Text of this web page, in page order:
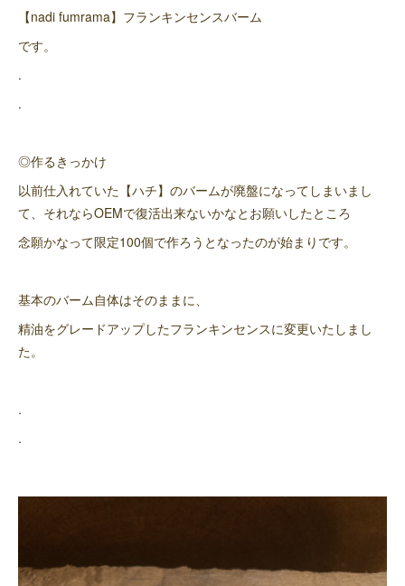
【nadi fumrama】フランキンセンスバーム
です。
.
.
◎作るきっかけ
以前仕入れていた【ハチ】のバームが廃盤になってしまいまし
て、それならOEMで復活出来ないかなとお願いしたところ
念願かなって限定100個で作ろうとなったのが始まりです。
基本のバーム自体はそのままに、
精油をグレードアップしたフランキンセンスに変更いたしまし
た。
.
.